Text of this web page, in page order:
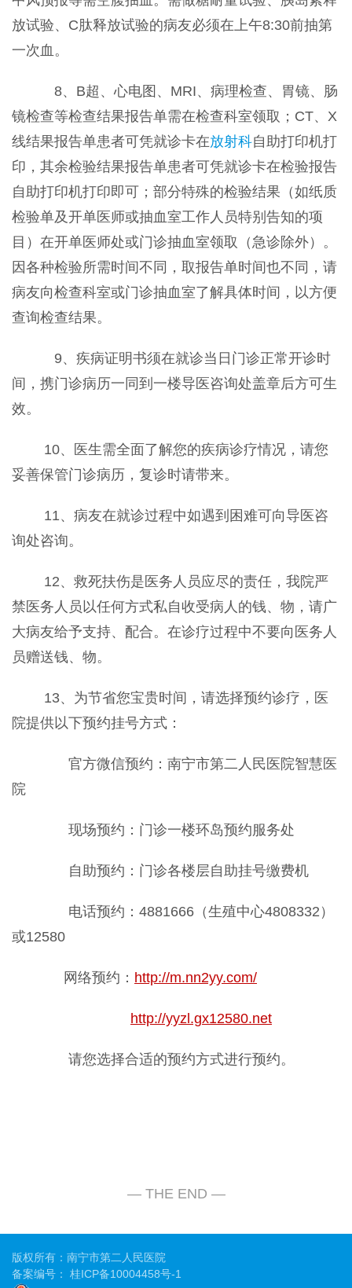
放试验、C肽释放试验的病友必须在上午8:30前抽第
一次血。
8、B超、心电图、MRI、病理检查、胃镜、肠
镜检查等检查结果报告单需在检查科室领取；CT、X
线结果报告单患者可凭就诊卡在放射科自助打印机打
印，其余检验结果报告单患者可凭就诊卡在检验报告
自助打印机打印即可；部分特殊的检验结果（如纸质
检验单及开单医师或抽血室工作人员特别告知的项
目）在开单医师处或门诊抽血室领取（急诊除外）。
因各种检验所需时间不同，取报告单时间也不同，请
病友向检查科室或门诊抽血室了解具体时间，以方便
查询检查结果。
9、疾病证明书须在就诊当日门诊正常开诊时
间，携门诊病历一同到一楼导医咨询处盖章后方可生
效。
10、医生需全面了解您的疾病诊疗情况，请您
妥善保管门诊病历，复诊时请带来。
11、病友在就诊过程中如遇到困难可向导医咨
询处咨询。
12、救死扶伤是医务人员应尽的责任，我院严
禁医务人员以任何方式私自收受病人的钱、物，请广
大病友给予支持、配合。在诊疗过程中不要向医务人
员赠送钱、物。
13、为节省您宝贵时间，请选择预约诊疗，医
院提供以下预约挂号方式：
官方微信预约：南宁市第二人民医院智慧医
院
现场预约：门诊一楼环岛预约服务处
自助预约：门诊各楼层自助挂号缴费机
电话预约：4881666（生殖中心4808332）
或12580
网络预约： http://m.nn2yy.com/
http://yyzl.gx12580.net
请您选择合适的预约方式进行预约。
版权所有：南宁市第二人民医院
备案编号：
桂ICP备10004458号-1